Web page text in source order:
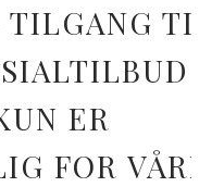
TIL
ER
FOR VÅRE